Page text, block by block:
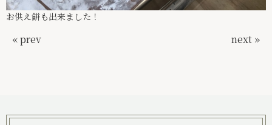
お供え餅も出来ました！
« prev next »